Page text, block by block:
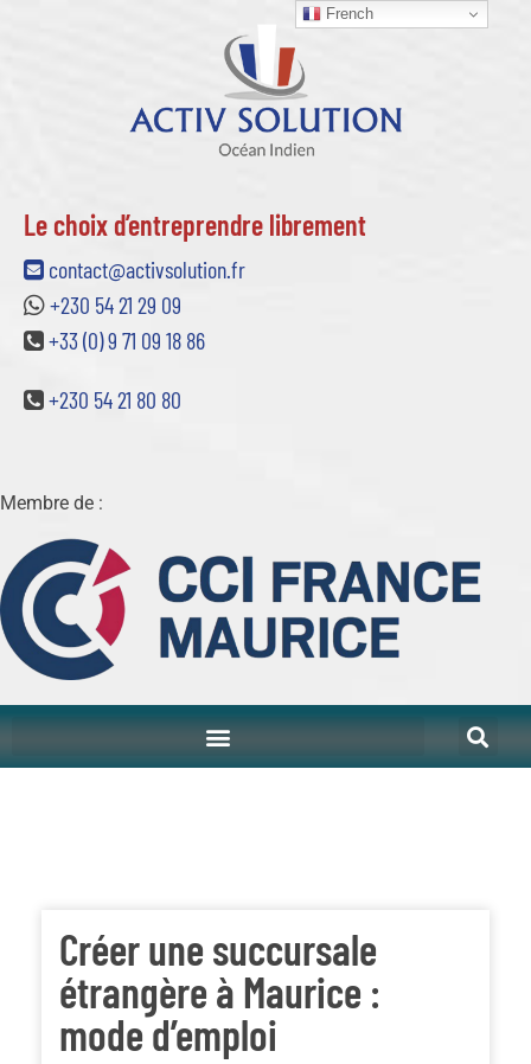
Le choix d’entreprendre librement
contact@activsolution.fr
+230 54 21 29 09
+33 (0) 9 71 09 18 86
+230 54 21 80 80
Membre de :
Créer une succursale
étrangère à Maurice :
mode d’emploi
French